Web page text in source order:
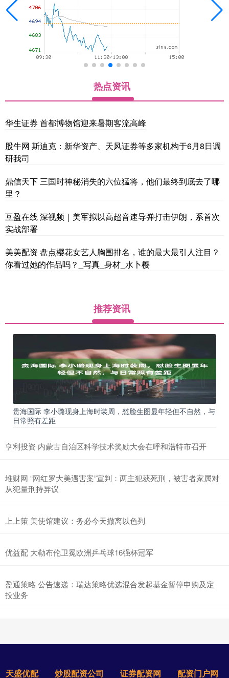
热点资讯
华生证券 首都博物馆迎来暑期客流高峰
股牛网 斯迪克：新华资产、天风证券等多家机构于6月8日调
研我司
鼎信天下 三国时神秘消失的六位猛将，他们最终到底去了哪
里？
互盈在线 深视频｜美军拟以高超音速导弹打击伊朗，系首次
实战部署
美美配资 盘点樱花女艺人胸围排名，谁的最大最引人注目？
你看过她的作品吗？_写真_身材_水卜樱
推荐资讯
贵海国际 李小璐现身上海时装周，怼脸生图显年轻但不自然，与
日常照有差距
亨利投资 内蒙古自治区科学技术奖励大会在呼和浩特市召开
堆财网 “网红罗大美遇害案”宣判：两主犯获死刑，被害者家属对
从犯量刑持异议
上上策 美使馆建议：务必今天撤离以色列
优益配 大勒布伦卫冕欧洲乒乓球16强杯冠军
盈通策略 公告速递：瑞达策略优选混合发起基金暂停申购及定
投业务
天盛优配 炒股配资公司 证券配资网 配资门户网